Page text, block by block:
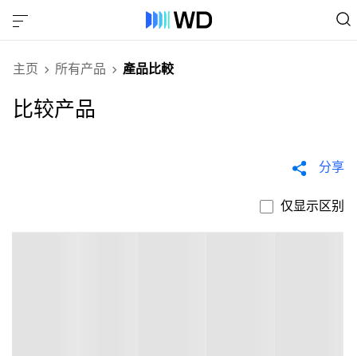
主页 所有产品 產品比較
比较产品
分享
仅显示区别